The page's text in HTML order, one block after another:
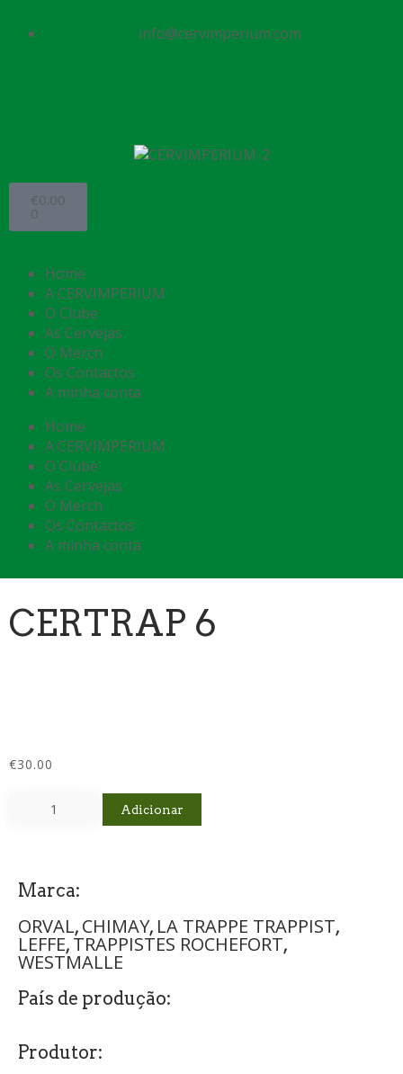
info@cervimperium.com
€0.00
0
Home
A CERVIMPERIUM
O Clube
As Cervejas
O Merch
Os Contactos
A minha conta
Home
A CERVIMPERIUM
O Clube
As Cervejas
O Merch
Os Contactos
A minha conta
CERTRAP 6
€30.00
Adicionar
Marca:
ORVAL, CHIMAY, LA TRAPPE TRAPPIST,
LEFFE, TRAPPISTES ROCHEFORT,
WESTMALLE
País de produção:
Produtor: